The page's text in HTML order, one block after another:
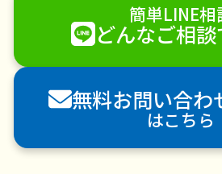
襖（ふすま）の張替え
空き家
害獣駆除
防草シート施工
害虫駆除
簡単LINE相
どんなご相談
無料お問い合わ
はこちら